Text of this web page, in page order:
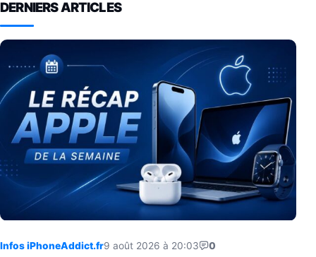
DERNIERS ARTICLES
Infos iPhoneAddict.fr9 août 2026 à 20:03 0